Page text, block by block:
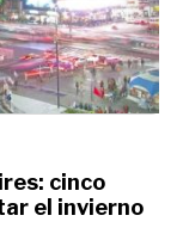
cinco
el invierno